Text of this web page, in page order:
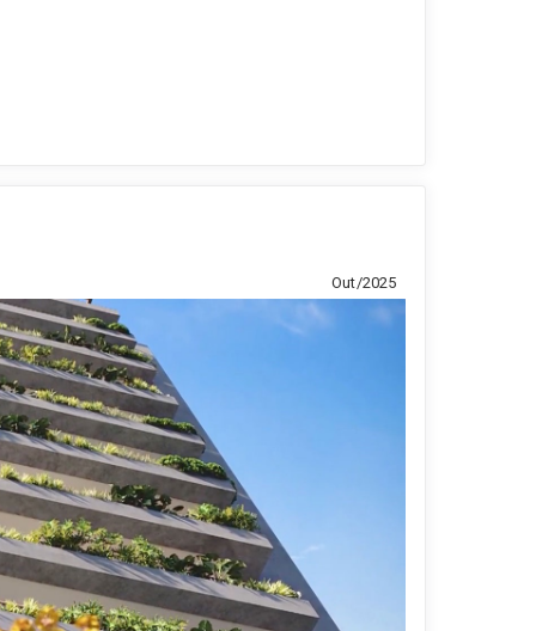
Out/2025